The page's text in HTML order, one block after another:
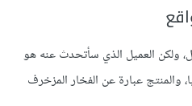
ولكن العميل الذي سأتحدث عنه هو
والمنتج عبارة عن الفخار المزخرف